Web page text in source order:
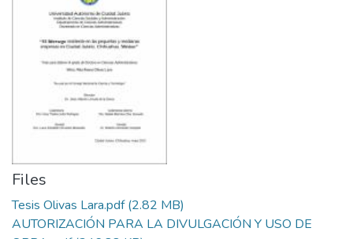
Files
Tesis Olivas Lara.pdf(2.82 MB)
AUTORIZACIÓN PARA LA DIVULGACIÓN Y USO DE